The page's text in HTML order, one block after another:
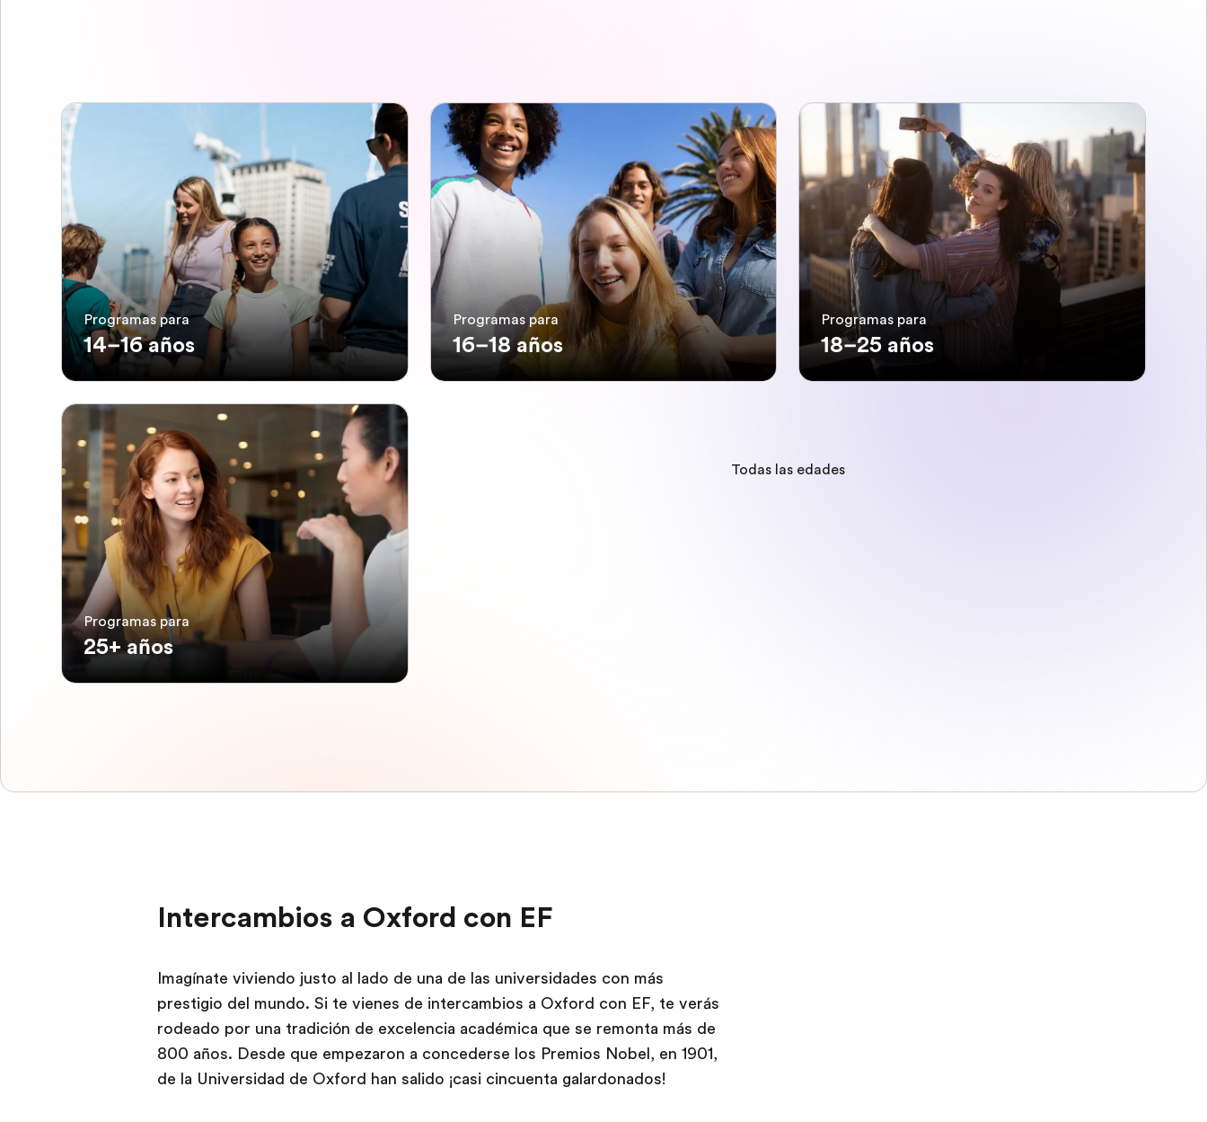
Programas para
14–16 años
Programas para
16–18 años
Programas para
18–25 años
Programas para
25+ años
Todas las edades
Intercambios a Oxford con EF
Imagínate viviendo justo al lado de una de las universidades con más
prestigio del mundo. Si te vienes de intercambios a Oxford con EF, te verás
rodeado por una tradición de excelencia académica que se remonta más de
800 años. Desde que empezaron a concederse los Premios Nobel, en 1901,
de la Universidad de Oxford han salido ¡casi cincuenta galardonados!